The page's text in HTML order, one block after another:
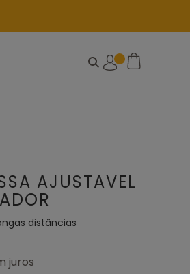
AJUSTAVEL
distâncias